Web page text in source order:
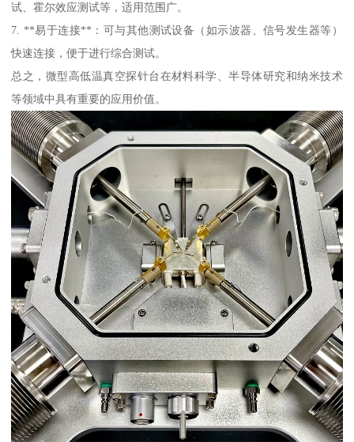
试、霍尔效应测试等，适用范围广。
7. **易于连接**：可与其他测试设备（如示波器、信号发生器等）
快速连接，便于进行综合测试。
总之，微型高低温真空探针台在材料科学、半导体研究和纳米技术
等领域中具有重要的应用价值。